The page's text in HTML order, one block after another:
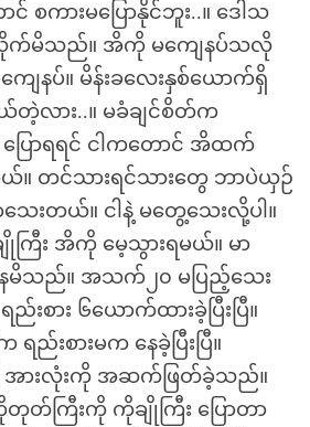
စကားမပြောနိုင်ဘူး..။ ဒေါသ
လိုက်မိသည်။ အိကို မကျေနပ်သလို
ေနပ်။ မိန်းခလေးနှစ်ယောက်ရှိ
လား..။ မခံချင်စိတ်က
ြောရရင် ငါကတောင် အိထက်
တင်သားရင်သားတွေ ဘာပဲယှဉ်
ေးတယ်။ ငါနဲ့ မတွေ့သေးလို့ပါ။
ကြီး အိကို မေ့သွားရမယ်။ မာ
ေမိသည်။ အသက်၂၀ မပြည့်သေး
းစား ၆ယောက်ထားခဲ့ပြီးပြီ။
ည်းစားမက နေခဲ့ပြီးပြီ။
းလုံးကို အဆက်ဖြတ်ခဲ့သည်။
ကြီးကို ကိုချိုကြီး ပြောတာ